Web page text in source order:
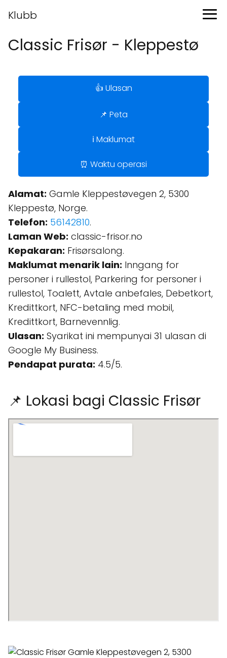
Klubb
Classic Frisør - Kleppestø
👍 Ulasan
📌 Peta
ℹ️ Maklumat
⏰ Waktu operasi
Alamat: Gamle Kleppestøvegen 2, 5300
Kleppestø, Norge.
Telefon: 56142810.
Laman Web: classic-frisor.no
Kepakaran: Frisørsalong.
Maklumat menarik lain: Inngang for
personer i rullestol, Parkering for personer i
rullestol, Toalett, Avtale anbefales, Debetkort,
Kredittkort, NFC-betaling med mobil,
Kredittkort, Barnevennlig.
Ulasan: Syarikat ini mempunyai 31 ulasan di
Google My Business.
Pendapat purata: 4.5/5.
📌 Lokasi bagi Classic Frisør